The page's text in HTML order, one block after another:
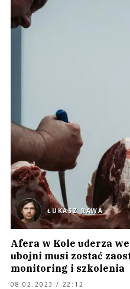
ŁUKASZ RAWA
Afera w Kole uderza
ubojni musi zostać
monitoring i szkolenia
08.02.2023 / 22:12